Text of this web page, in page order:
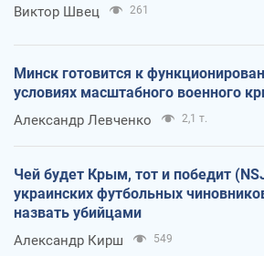
Виктор Швец 261
Минск готовится к
условиях масштабного военного
Александр Левченко 2,1 т.
Чей будет Крым, тот и победит
украинских футбольных
назвать убийцами
Александр Кирш 549